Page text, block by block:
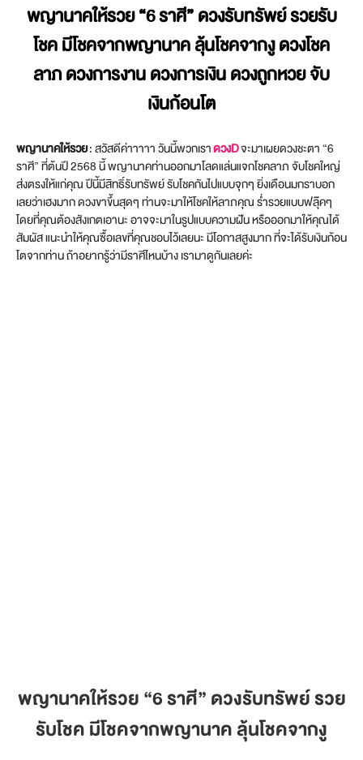
พญานาคให้รวย“6 ราศี” ดวงรับทรัพย์ รวยรับ
โชค มีโชคจากพญานาค ลุ้นโชคจากงู ดวงโชค
ลาภ ดวงการงาน ดวงการเงิน ดวงถูกหวย จับ
เงินก้อนโต
พญานาคให้รวย: สวัสดีค่าาาาา วันนี้พวกเราดวงDจะมาเผยดวงชะตา “6
ราศี” ที่ต้นปี 2568 นี้ พญานาคท่านออกมาโลดแล่นแจกโชคลาภ จับโชคใหญ่
ส่งตรงให้แก่คุณ ปีนี้มีสิทธิ์รับทรัพย์ รับโชคกันไปแบบจุกๆ ยิ่งเดือนมกราบอก
เลยว่าเฮงมาก ดวงขาขึ้นสุดๆ ท่านจะมาให้โชคให้ลาภคุณ ร่ำรวยแบบฟลุ๊คๆ
โดยที่คุณต้องสังเกตเอานะ อาจจะมาในรูปแบบความฝัน หรือออกมาให้คุณได้
สัมผัส แนะนำให้คุณซื้อเลขที่คุณชอบไว้เลยนะ มีโอกาสสูงมาก ที่จะได้รับเงินก้อน
โตจากท่าน ถ้าอยากรู้ว่ามีราศีไหนบ้าง เรามาดูกันเลยค่ะ
พญานาคให้รวย“6 ราศี” ดวงรับทรัพย์ รวย
รับโชค มีโชคจากพญานาค ลุ้นโชคจากงู